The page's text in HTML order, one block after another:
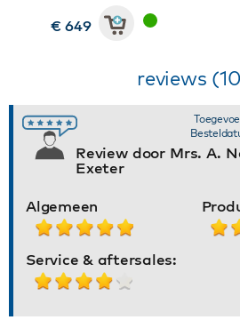
€ 649
reviews
Review door Mrs. A.
Exeter
Algemeen
Service & aftersales: